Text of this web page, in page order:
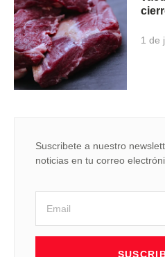
1 de
Suscribete a nuestro
noticias en tu correo